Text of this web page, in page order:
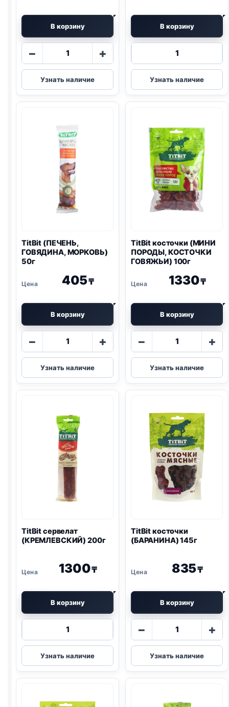
В корзину
−
Количество
TitBit
(ГОВЯДИНА,
КУРАГА)
+
Узнать наличие
В корзину
Количество
TitBit
косточки
(ГОВЯДИНА)
Узнать наличие
TitBit (ПЕЧЕНЬ,
ГОВЯДИНА, МОРКОВЬ)
50г
405₸
В корзину
−
Количество
TitBit
(ПЕЧЕНЬ,
ГОВЯДИНА,
+
Узнать наличие
TitBit косточки (МИНИ
ПОРОДЫ, КОСТОЧКИ
ГОВЯЖЬИ) 100г
1330₸
В корзину
−
Количество
TitBit
косточки
(МИНИ
ГОВЯЖЬИ)
100г
+
Узнать наличие
TitBit сервелат
(КРЕМЛЕВСКИЙ) 200г
1300₸
В корзину
Количество
TitBit
сервелат
(КРЕМЛЕВСКИЙ)
Узнать наличие
TitBit косточки
(БАРАНИНА) 145г
835₸
В корзину
−
Количество
TitBit
косточки
(БАРАНИНА)
+
Узнать наличие